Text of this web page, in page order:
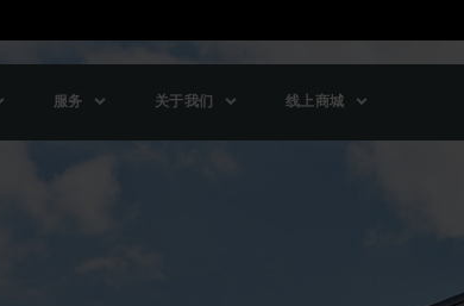
服务 关于我们 线上商城